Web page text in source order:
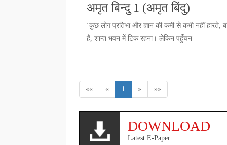
अमृत बिन्दु 1 (अमृत बिंदु)
‘कुछ लोग प्रतिभा और ज्ञान की कमी से कभी नहीं हारते,
है, शान्त भवन में टिक रहना। लेकिन पहुँचन
«« « 1 » »»
DOWNLOAD
Latest E-Paper